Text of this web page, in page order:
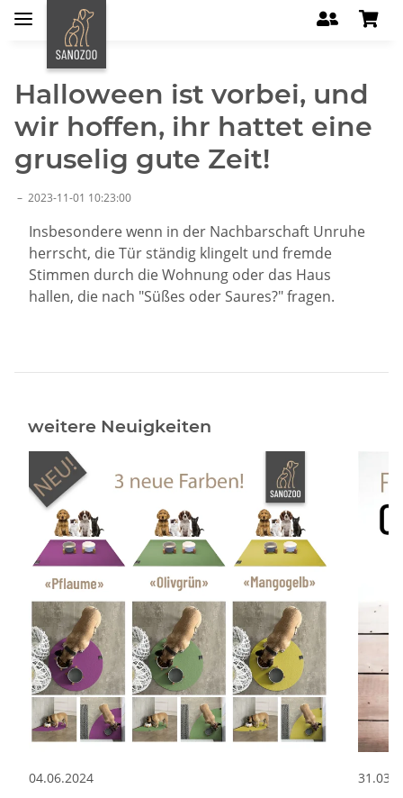
Halloween ist vorbei, und
wir hoffen, ihr hattet eine
gruselig gute Zeit!
– 2023-11-01 10:23:00
Insbesondere wenn in der Nachbarschaft Unruhe
herrscht, die Tür ständig klingelt und fremde
Stimmen durch die Wohnung oder das Haus
hallen, die nach "Süßes oder Saures?" fragen.
Neuigkeiten
04.06.2024